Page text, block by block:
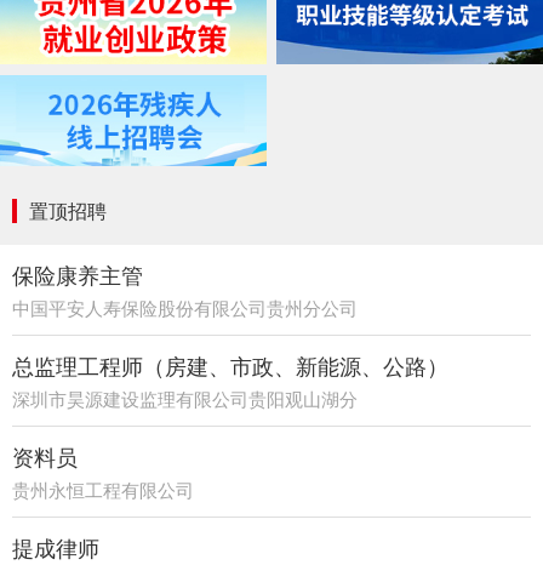
置顶招聘
保险康养主管
中国平安人寿保险股份有限公司贵州分公司
21部
总监理工程师（房建、市政、新能源、公路）
深圳市昊源建设监理有限公司贵阳观山湖分
公司
资料员
贵州永恒工程有限公司
提成律师